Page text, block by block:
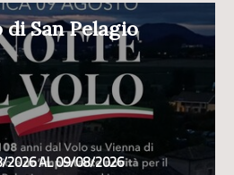
di San Pelagio
2026 AL 09/08/2026